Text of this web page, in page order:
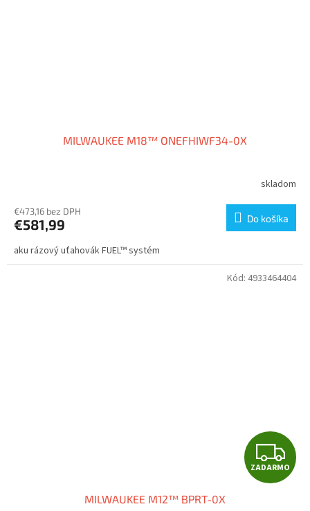
MILWAUKEE M18™ ONEFHIWF34-0X
skladom
€473,16 bez DPH
€581,99 Do košíka
aku rázový uťahovák FUEL™ systém
Z
A
ZADARMO
MILWAUKEE M12™ BPRT-0X
Kód: 4933464404